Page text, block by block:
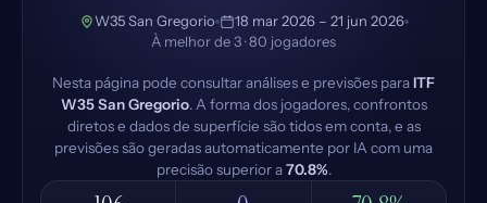
W35 San Gregorio
18 mar 2026 – 21 jun 2026
À melhor de 3 · 80 jogadores
Nesta página pode consultar análises e previsões paraITF
W35 San Gregorio. A forma dos jogadores, confrontos
diretos e dados de superfície são tidos em conta, e as
previsões são geradas automaticamente por IA com uma
precisão superior a70.8%.